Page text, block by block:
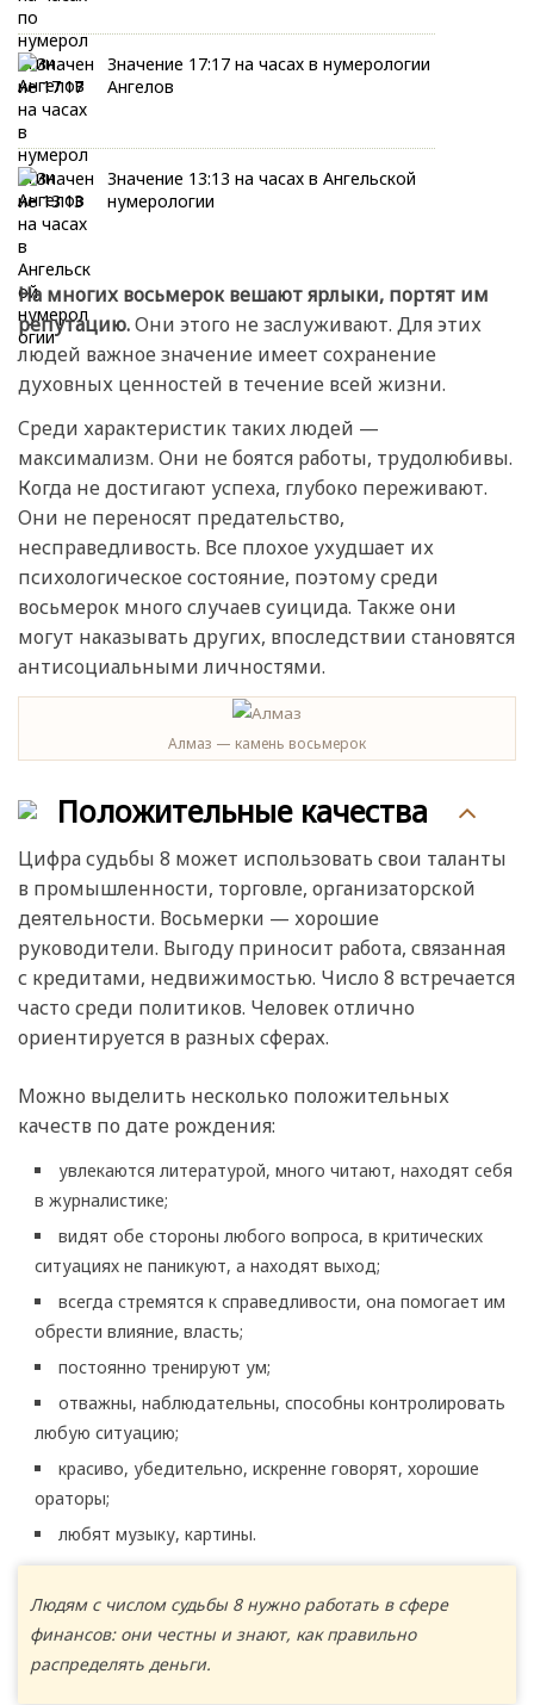
Значение 17:17 на часах в нумерологии
Ангелов
Значение 13:13 на часах в Ангельской
нумерологии
На многих восьмерок вешают ярлыки, портят им
репутацию.Они этого не заслуживают. Для этих
людей важное значение имеет сохранение
духовных ценностей в течение всей жизни.
Среди характеристик таких людей —
максимализм. Они не боятся работы, трудолюбивы.
Когда не достигают успеха, глубоко переживают.
Они не переносят предательство,
несправедливость. Все плохое ухудшает их
психологическое состояние, поэтому среди
восьмерок много случаев суицида. Также они
могут наказывать других, впоследствии становятся
антисоциальными личностями.
Алмаз — камень восьмерок
Положительные качества
Цифра судьбы 8 может использовать свои таланты
в промышленности, торговле, организаторской
деятельности. Восьмерки — хорошие
руководители. Выгоду приносит работа, связанная
с кредитами, недвижимостью. Число 8 встречается
часто среди политиков. Человек отлично
ориентируется в разных сферах.
Можно выделить несколько положительных
качеств по дате рождения:
увлекаются литературой, много читают, находят себя
в журналистике;
видят обе стороны любого вопроса, в критических
ситуациях не паникуют, а находят выход;
всегда стремятся к справедливости, она помогает им
обрести влияние, власть;
постоянно тренируют ум;
отважны, наблюдательны, способны контролировать
любую ситуацию;
красиво, убедительно, искренне говорят, хорошие
ораторы;
любят музыку, картины.
Людям с числом судьбы 8 нужно работать в сфере
финансов: они честны и знают, как правильно
распределять деньги.